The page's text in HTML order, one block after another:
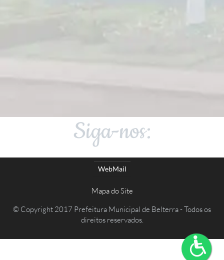
Siga-nos:
WebMail
Mapa do Site
© Copyright 2017 Prefeitura Municipal de Belterra - Todos os
direitos reservados.